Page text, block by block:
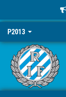
P2013